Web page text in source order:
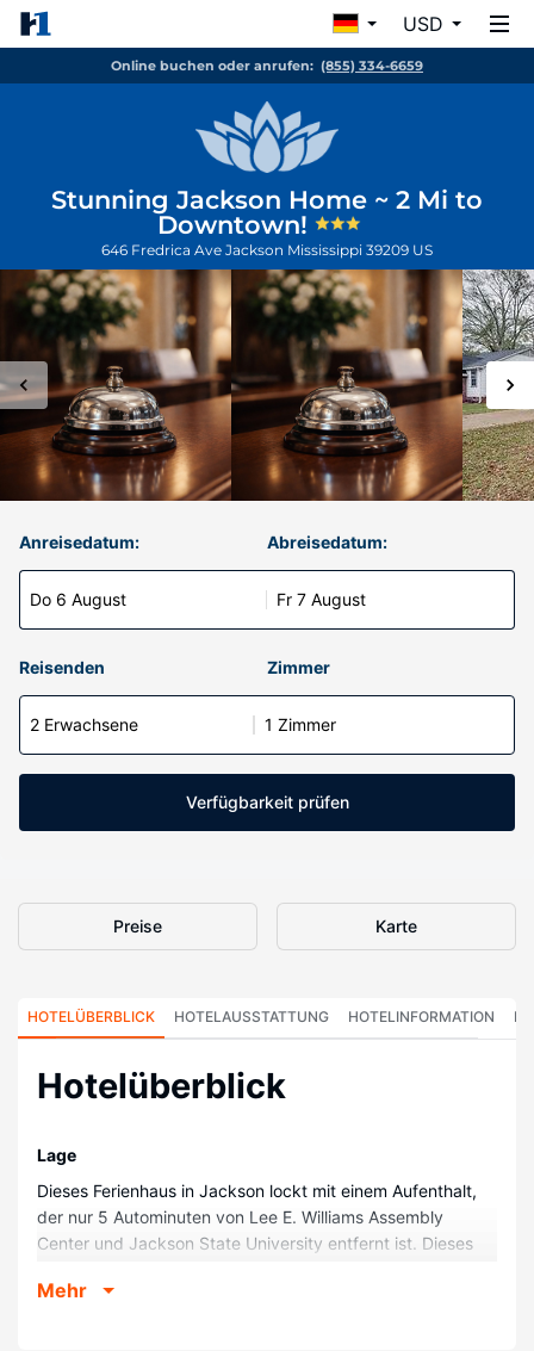
USD
Online buchen oder anrufen: (855) 334-6659
Stunning Jackson Home ~ 2 Mi to
Downtown!
646 Fredrica Ave Jackson Mississippi 39209 US
Anreisedatum:
Do 6 August
Abreisedatum:
Fr 7 August
Reisenden Zimmer
2 Erwachsene 1 Zimmer
Verfügbarkeit prüfen
Preise Karte
HOTELÜBERBLICK HOTELAUSSTATTUNG HOTELINFORMATION
Hotelüberblick
Lage
Dieses Ferienhaus in Jackson lockt mit einem Aufenthalt,
der nur 5 Autominuten von Lee E. Williams Assembly
Center und Jackson State University entfernt ist. Dieses
km von Agriculture & Forestry Museum entfernt.
Mehr